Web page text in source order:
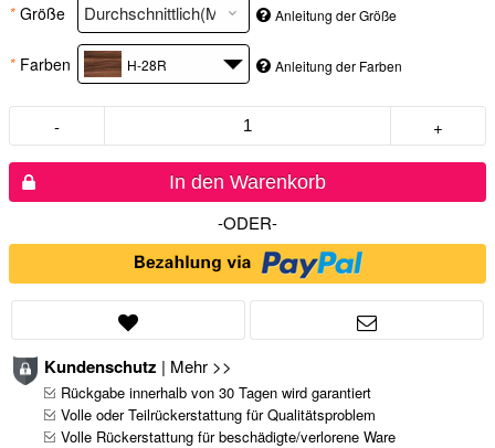
* Größe Anleitung der Größe
* Farben H-28R Anleitung der Farben
- +
In den Warenkorb
-ODER-
Kundenschutz | Mehr >>
Rückgabe innerhalb von 30 Tagen wird garantiert
Volle oder Teilrückerstattung für Qualitätsproblem
Volle Rückerstattung für beschädigte/verlorene Ware